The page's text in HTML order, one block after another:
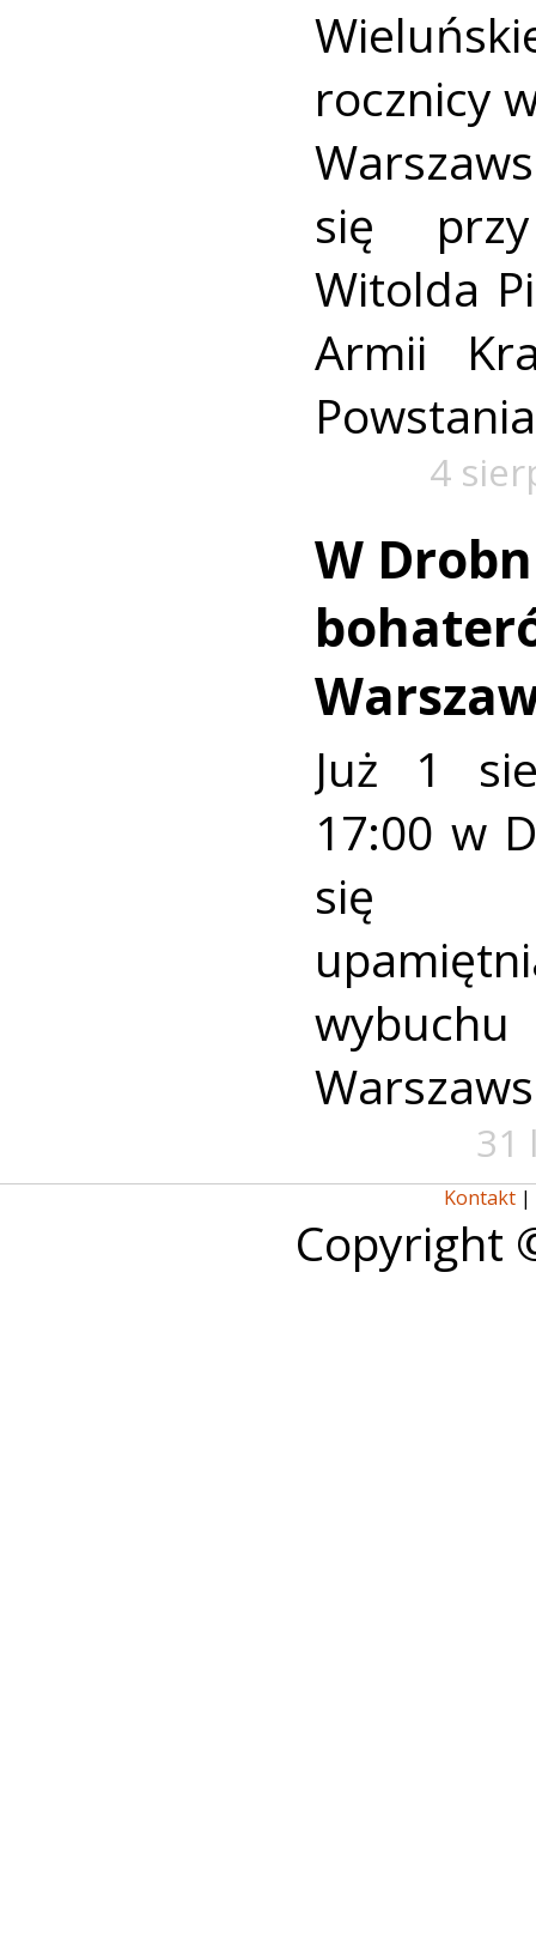
rocznicy
się
Witolda
Armii
4
W
Już 1
17:00 w
się
31
Kontakt |
Copyright